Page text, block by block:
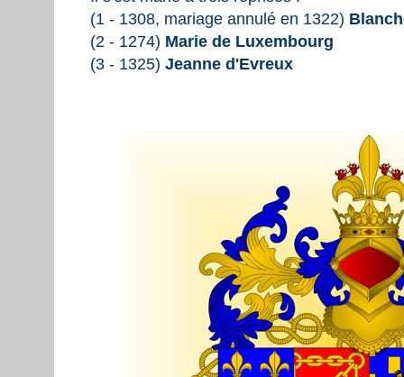
(1 - 1308, mariage annulé en 1322)
(2 - 1274) Marie de Luxembourg
(3 - 1325) Jeanne d'Evreux